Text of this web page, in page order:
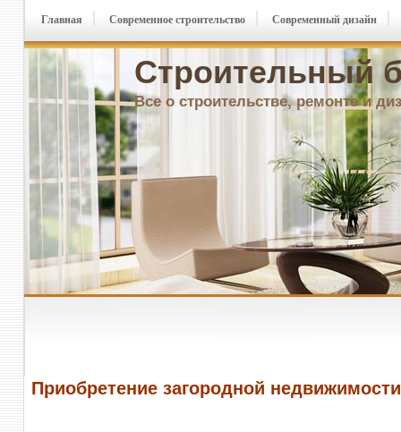
Строительный
Все о строительстве, ремонте и
Главная Современное строительство Современный дизайн
Приобретение загородной недвижимости